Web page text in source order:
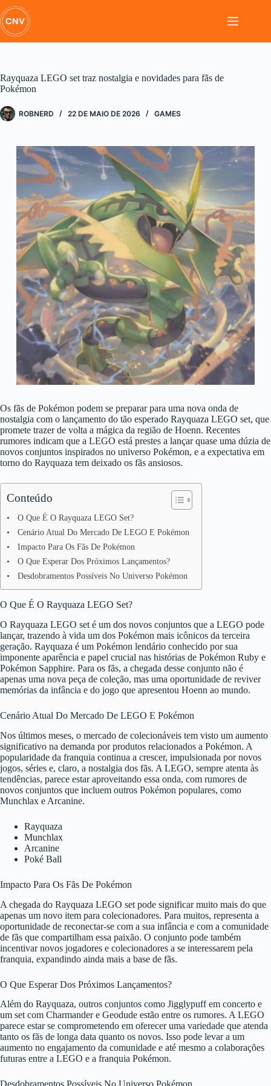
Pular
para
o
conteúdo
Rayquaza LEGO set traz nostalgia e novidades para fãs de
Pokémon
ROBNERD 22 DE MAIO DE 2026 GAMES
Os fãs de Pokémon podem se preparar para uma nova onda de
nostalgia com o lançamento do tão esperado Rayquaza LEGO set, que
promete trazer de volta a mágica da região de Hoenn. Recentes
rumores indicam que a LEGO está prestes a lançar quase uma dúzia de
novos conjuntos inspirados no universo Pokémon, e a expectativa em
torno do Rayquaza tem deixado os fãs ansiosos.
Conteúdo
O Que É O Rayquaza LEGO Set?
Cenário Atual Do Mercado De LEGO E Pokémon
Impacto Para Os Fãs De Pokémon
O Que Esperar Dos Próximos Lançamentos?
Desdobramentos Possíveis No Universo Pokémon
O Que É O Rayquaza LEGO Set?
O Rayquaza LEGO set é um dos novos conjuntos que a LEGO pode
lançar, trazendo à vida um dos Pokémon mais icônicos da terceira
geração. Rayquaza é um Pokémon lendário conhecido por sua
imponente aparência e papel crucial nas histórias de Pokémon Ruby e
Pokémon Sapphire. Para os fãs, a chegada desse conjunto não é
apenas uma nova peça de coleção, mas uma oportunidade de reviver
memórias da infância e do jogo que apresentou Hoenn ao mundo.
Cenário Atual Do Mercado De LEGO E Pokémon
Nos últimos meses, o mercado de colecionáveis tem visto um aumento
significativo na demanda por produtos relacionados a Pokémon. A
popularidade da franquia continua a crescer, impulsionada por novos
jogos, séries e, claro, a nostalgia dos fãs. A LEGO, sempre atenta às
tendências, parece estar aproveitando essa onda, com rumores de
novos conjuntos que incluem outros Pokémon populares, como
Munchlax e Arcanine.
Rayquaza
Munchlax
Arcanine
Poké Ball
Impacto Para Os Fãs De Pokémon
A chegada do Rayquaza LEGO set pode significar muito mais do que
apenas um novo item para colecionadores. Para muitos, representa a
oportunidade de reconectar-se com a sua infância e com a comunidade
de fãs que compartilham essa paixão. O conjunto pode também
incentivar novos jogadores e colecionadores a se interessarem pela
franquia, expandindo ainda mais a base de fãs.
O Que Esperar Dos Próximos Lançamentos?
Além do Rayquaza, outros conjuntos como Jigglypuff em concerto e
um set com Charmander e Geodude estão entre os rumores. A LEGO
parece estar se comprometendo em oferecer uma variedade que atenda
tanto os fãs de longa data quanto os novos. Isso pode levar a um
aumento no engajamento da comunidade e até mesmo a colaborações
futuras entre a LEGO e a franquia Pokémon.